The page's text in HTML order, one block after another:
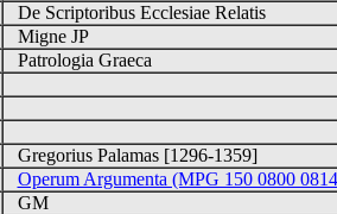
De Scriptoribus Ecclesiae Relatis
Migne JP
Patrologia Graeca
Gregorius Palamas [1296-1359]
Operum Argumenta (MPG 150 0800
GM